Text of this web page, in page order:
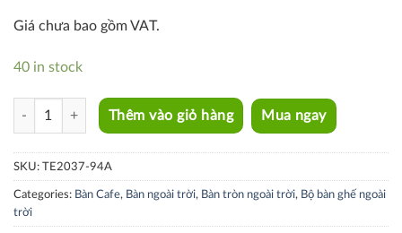
Giá chưa bao gồm VAT.
40 in stock
TE2037-94A quantity
Thêm vào giỏ hàng Mua ngay
SKU: TE2037-94A
Categories: Bàn Cafe, Bàn ngoài trời, Bàn tròn ngoài trời, Bộ bàn ghế ngoài
trời